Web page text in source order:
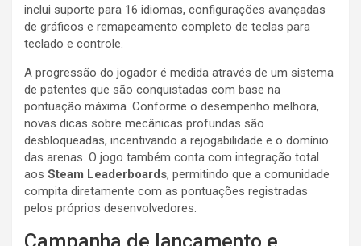
inclui suporte para 16 idiomas, configurações avançadas
de gráficos e remapeamento completo de teclas para
teclado e controle.
A progressão do jogador é medida através de um sistema
de patentes que são conquistadas com base na
pontuação máxima. Conforme o desempenho melhora,
novas dicas sobre mecânicas profundas são
desbloqueadas, incentivando a rejogabilidade e o domínio
das arenas. O jogo também conta com integração total
aos Steam Leaderboards, permitindo que a comunidade
compita diretamente com as pontuações registradas
pelos próprios desenvolvedores.